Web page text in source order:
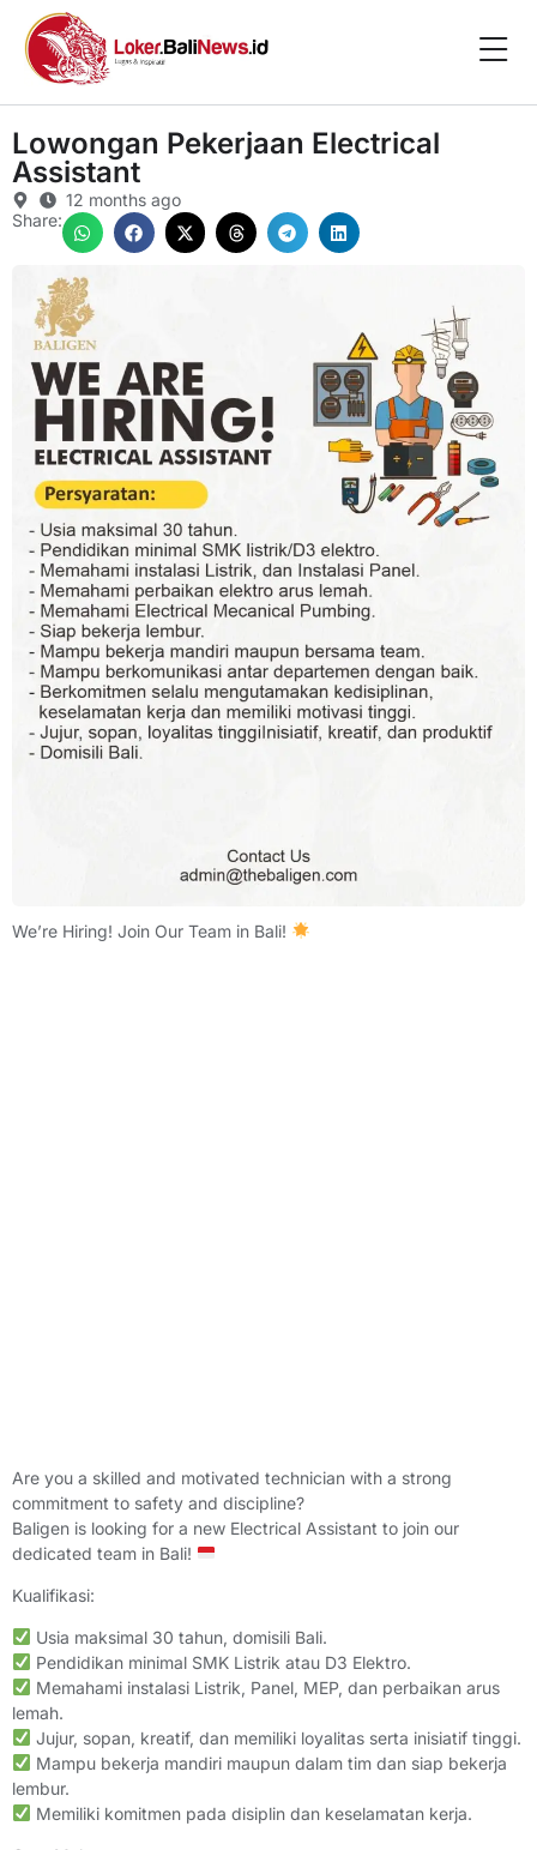
Lowongan Pekerjaan Electrical
Assistant
12 months ago
Share:
We’re Hiring! Join Our Team in Bali!
Are you a skilled and motivated technician with a strong
commitment to safety and discipline?
Baligen is looking for a new Electrical Assistant to join our
dedicated team in Bali!
Kualifikasi:
Usia maksimal 30 tahun, domisili Bali.
Pendidikan minimal SMK Listrik atau D3 Elektro.
Memahami instalasi Listrik, Panel, MEP, dan perbaikan arus
lemah.
Jujur, sopan, kreatif, dan memiliki loyalitas serta inisiatif tinggi.
Mampu bekerja mandiri maupun dalam tim dan siap bekerja
lembur.
Memiliki komitmen pada disiplin dan keselamatan kerja.